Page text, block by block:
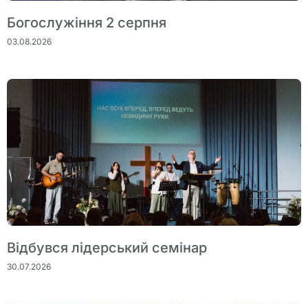
Богослужіння 2 серпня
03.08.2026
Відбувся лідерський семінар
30.07.2026